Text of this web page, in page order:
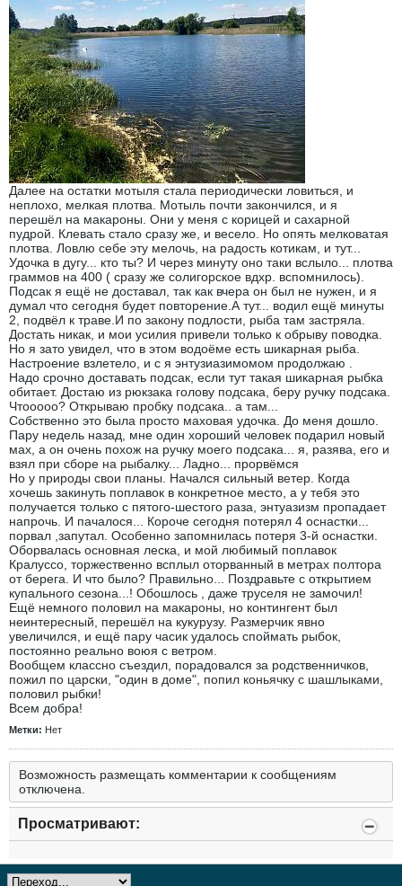
Далее на остатки мотыля стала периодически ловиться, и
неплохо, мелкая плотва. Мотыль почти закончился, и я
перешёл на макароны. Они у меня с корицей и сахарной
пудрой. Клевать стало сразу же, и весело. Но опять мелковатая
плотва. Ловлю себе эту мелочь, на радость котикам, и тут...
Удочка в дугу... кто ты? И через минуту оно таки вслыло... плотва
граммов на 400 ( сразу же солигорское вдхр. вспомнилось).
Подсак я ещё не доставал, так как вчера он был не нужен, и я
думал что сегодня будет повторение.А тут... водил ещё минуты
2, подвёл к траве.И по закону подлости, рыба там застряла.
Достать никак, и мои усилия привели только к обрыву поводка.
Но я зато увидел, что в этом водоёме есть шикарная рыба.
Настроение взлетело, и с я энтузиазимомом продолжаю .
Надо срочно доставать подсак, если тут такая шикарная рыбка
обитает. Достаю из рюкзака голову подсака, беру ручку подсака.
Чтооооо? Открываю пробку подсака.. а там...
Собственно это была просто маховая удочка. До меня дошло.
Пару недель назад, мне один хороший человек подарил новый
мах, а он очень похож на ручку моего подсака... я, разява, его и
взял при сборе на рыбалку... Ладно... прорвёмся
Но у природы свои планы. Начался сильный ветер. Когда
хочешь закинуть поплавок в конкретное место, а у тебя это
получается только с пятого-шестого раза, энтуазизм пропадает
напрочь. И пачалося... Короче сегодня потерял 4 оснастки...
порвал ,запутал. Особенно запомнилась потеря 3-й оснастки.
Оборвалась основная леска, и мой любимый поплавок
Кралуссо, торжественно всплыл оторванный в метрах полтора
от берега. И что было? Правильно... Поздравьте с открытием
купального сезона...! Обошлось , даже труселя не замочил!
Ещё немного половил на макароны, но контингент был
неинтересный, перешёл на кукурузу. Размерчик явно
увеличился, и ещё пару часик удалось споймать рыбок,
постоянно реально воюя с ветром.
Вообщем классно съездил, порадовался за родственничков,
пожил по царски, "один в доме", попил коньячку с шашлыками,
половил рыбки!
Всем добра!
Метки: Нет
Возможность размещать комментарии к сообщениям
отключена.
Просматривают: